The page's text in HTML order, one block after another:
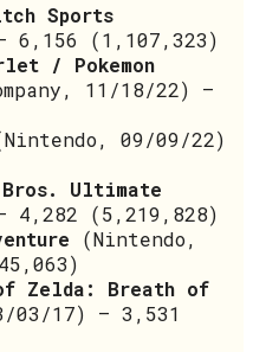
Sports
6,156 (1,107,323)
/ Pokemon
11/18/22) –
09/09/22)
Bros. Ultimate
4,282 (5,219,828)
(Nintendo,
Zelda: Breath of
03/17) – 3,531